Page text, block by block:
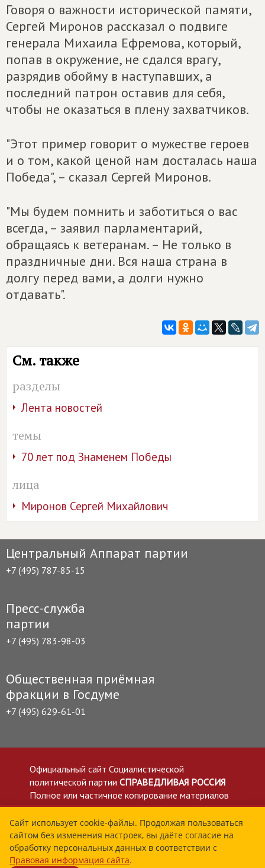
Говоря о важности исторической памяти,
Сергей Миронов рассказал о подвиге
генерала Михаила Ефремова, который,
попав в окружение, не сдался врагу,
разрядив обойму в наступавших, а
последний патрон оставив для себя,
чтобы не оказаться в плену захватчиков.
"Этот пример говорит о мужестве героев
и о том, какой ценой нам досталась наша
Победа", – сказал Сергей Миронов.
"Мы будем помнить и заботиться о вас
всегда, – заявил парламентарий,
обращаясь к ветеранам. – Не только в
праздничные дни. Вся наша страна в
долгу перед вами, а долги нужно
отдавать".
См. также
разделы
Лента новостей
темы
70 лет под Знаменем Победы
лица
Миронов Сергей Михайлович
Центральный Аппарат партии
+7 (495) 787-85-15
Пресс-служба
партии
+7 (495) 783-98-03
Общественная приёмная
фракции в Госдуме
+7 (495) 629-61-01
Официальный сайт Социалистической
политической партии СПРАВЕДЛИВАЯ РОССИЯ
Полное или частичное копирование материалов
приветствуется со ссылкой на сайт spravedlivo.ru
Политика в отношении обработки персональных
данных
Все материалы сайта spravedlivo.ru доступны по
лицензии Creative Commons Attribution 4.0 International
Сайт использует cookie-файлы. Продолжая пользоваться
сайтом без изменения настроек, вы даёте согласие на
обработку персональных данных в соответствии с
Правовая информация сайта.